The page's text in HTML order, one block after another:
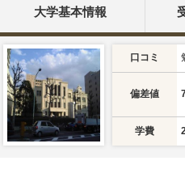
大学基本情報
口コミ
偏差値
学費